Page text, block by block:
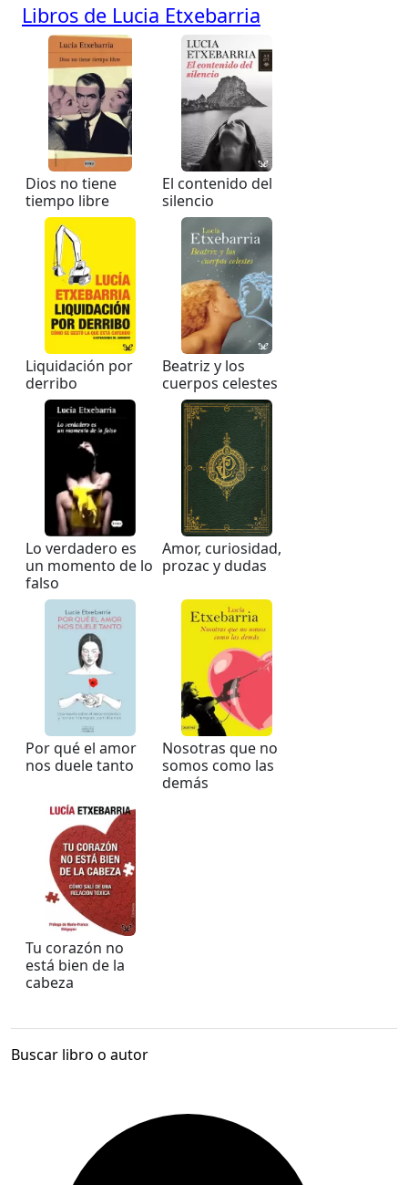
Libros de Lucia Etxebarria
Dios no tiene
tiempo libre
El contenido del
silencio
Liquidación por
derribo
Beatriz y los
cuerpos celestes
Lo verdadero es
un momento de lo
falso
Amor, curiosidad,
prozac y dudas
Por qué el amor
nos duele tanto
Nosotras que no
somos como las
demás
Tu corazón no
está bien de la
cabeza
Buscar libro o autor